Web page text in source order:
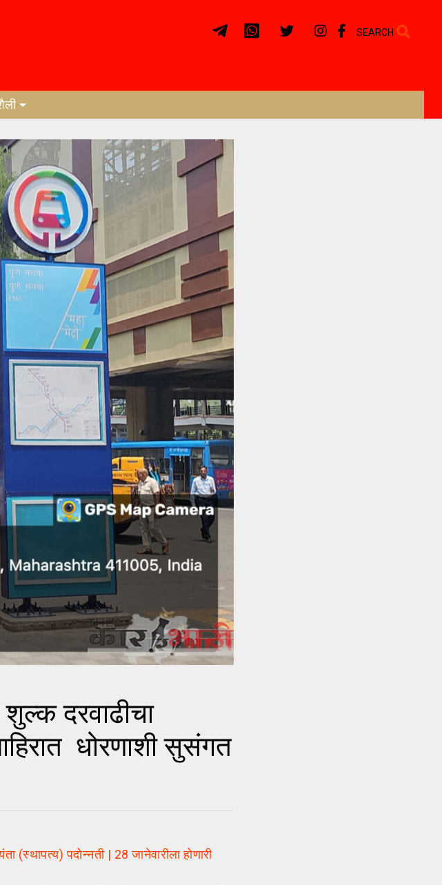
SEARCH
दरवाढीचा
धोरणाशी सुसंगत
पदोन्नती | 28 जानेवारीला होणारी